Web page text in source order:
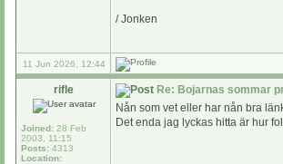
/ Jonken
11 Jun 2026, 12:44
rifle
Joined: 28 Feb
2003, 11:15
Posts: 4313
Location:
Re: Bojarnas sommar
Nån som vet eller har nån bra
Det enda jag lyckas hitta är hur